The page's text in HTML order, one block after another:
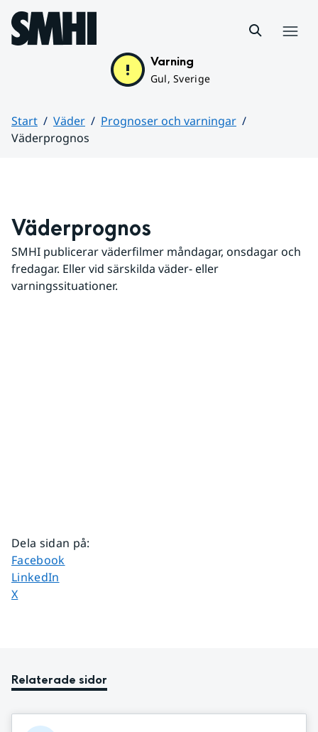
Hoppa till sidans innehåll
Varning
Gul, Sverige
Start Väder
Prognoser och varningar
Väderprognos
Väderprognos
SMHI publicerar väderfilmer måndagar, onsdagar och
fredagar. Eller vid särskilda väder- eller
varningssituationer.
Dela sidan på:
Dela sidan på
Facebook
Dela sidan på
LinkedIn
Dela sidan på
X
Relaterade sidor